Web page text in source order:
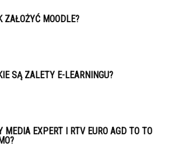
ZAŁOŻYĆ MOODLE?
SĄ ZALETY E-LEARNINGU?
MEDIA EXPERT I RTV EURO AGD TO TO